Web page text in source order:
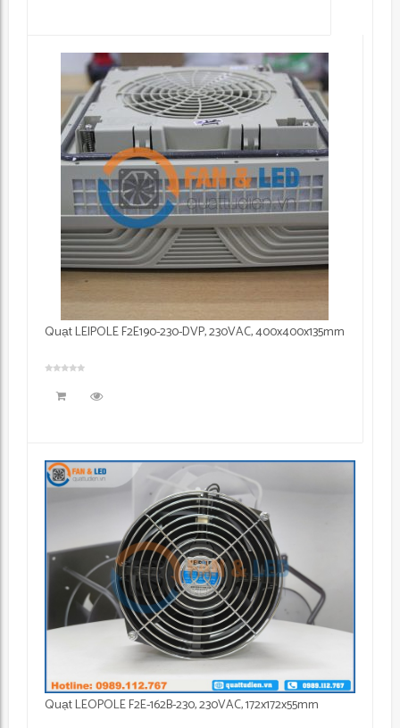
Quạt LEIPOLE F2E190-230-DVP, 230VAC, 400x400x135mm
Quạt LEOPOLE F2E-162B-230, 230VAC, 172x172x55mm